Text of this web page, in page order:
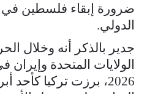
ضرورة إبقاء فلسطين في
الدولي.
جدير بالذكر أنه وخلال
الولايات المتحدة
2026، برزت تركيا كأحد